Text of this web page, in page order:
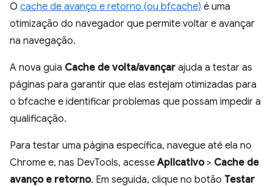
O cache de avanço e retorno (ou bfcache) é uma
otimização do navegador que permite voltar e avançar
na navegação.
A nova guia Cache de volta/avançar ajuda a testar as
páginas para garantir que elas estejam otimizadas para
o bfcache e identificar problemas que possam impedir a
qualificação.
Para testar uma página específica, navegue até ela no
Chrome e, nas DevTools, acesseAplicativo> Cache de
avanço e retorno. Em seguida, clique no botão Testar